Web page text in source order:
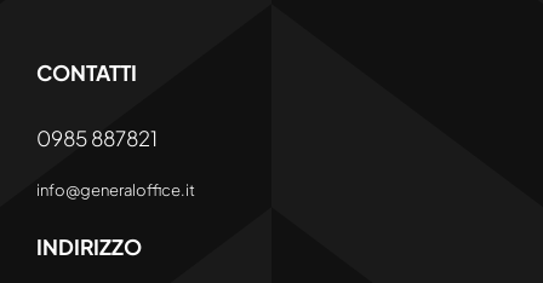
CONTATTI
0985 887821
info@generaloffice.it
INDIRIZZO